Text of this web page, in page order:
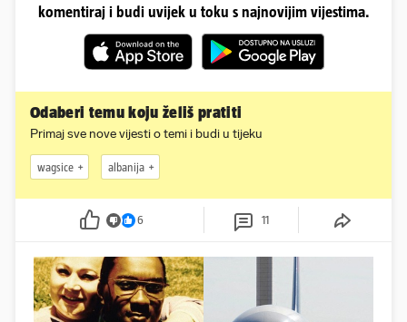
komentiraj i budi uvijek u toku s najnovijim vijestima.
Odaberi temu koju želiš pratiti
Primaj sve nove vijesti o temi i budi u tijeku
wagsice albanija
6 11